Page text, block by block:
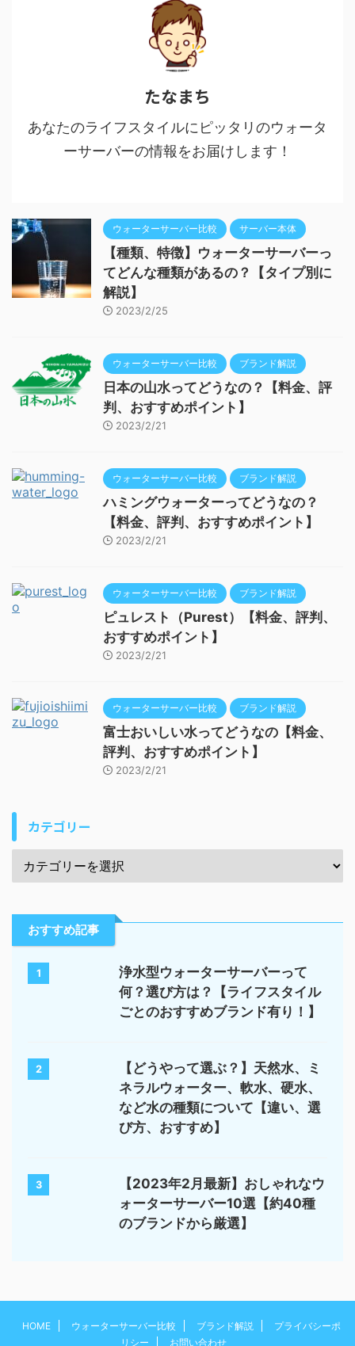
たなまち
あなたのライフスタイルにピッタリのウォータ
ーサーバーの情報をお届けします！
ウォーターサーバー比較 サーバー本体
【種類、特徴】ウォーターサーバーっ
てどんな種類があるの？【タイプ別に
解説】
2023/2/25
ウォーターサーバー比較 ブランド解説
日本の山水ってどうなの？【料金、評
判、おすすめポイント】
2023/2/21
ウォーターサーバー比較 ブランド解説
ハミングウォーターってどうなの？
【料金、評判、おすすめポイント】
2023/2/21
ウォーターサーバー比較 ブランド解説
ピュレスト（Purest）【料金、評判、
おすすめポイント】
2023/2/21
ウォーターサーバー比較 ブランド解説
富士おいしい水ってどうなの【料金、
評判、おすすめポイント】
2023/2/21
カテゴリー
おすすめ記事
1
浄水型ウォーターサーバーって
何？選び方は？【ライフスタイル
ごとのおすすめブランド有り！】
2
【どうやって選ぶ？】天然水、ミ
ネラルウォーター、軟水、硬水、
など水の種類について【違い、選
び方、おすすめ】
3
【2023年2月最新】おしゃれなウ
ォーターサーバー10選【約40種
のブランドから厳選】
HOME ウォーターサーバー比較 ブランド解説
プライバシーポ
リシー
お問い合わせ